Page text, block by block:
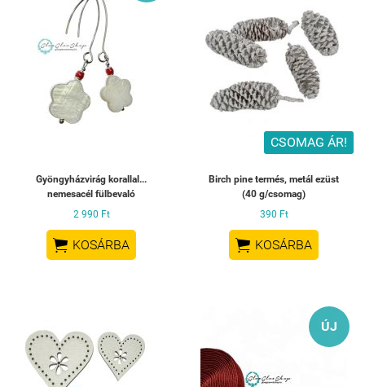
Gyöngyházvirág korallal...
nemesacél fülbevaló
2 990 Ft
 KOSÁRBA
CSOMAG ÁR!
Birch pine termés, metál ezüst
(40 g/csomag)
390 Ft
 KOSÁRBA
ÚJ